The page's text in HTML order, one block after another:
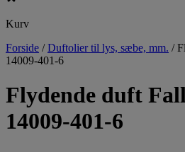
Kurv
Forside /Duftolier til lys, sæbe, mm. /
14009-401-6
Flydende duft
14009-401-6